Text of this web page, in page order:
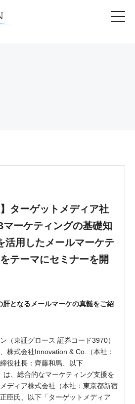
ターゲットメディア社
ーケティングの基礎知
活用したメールマーケテ
テーマにセミナーを開
となるメールマーケの真髄をご紹
（東証グロース 証券コード3970）
株式会社Innovation & Co.（本社：
役社長：齊藤和馬、以下
は、総合的なマーケティング支援を
ディア株式会社（本社：東京都新宿
臣氏、以下「ターゲットメディア